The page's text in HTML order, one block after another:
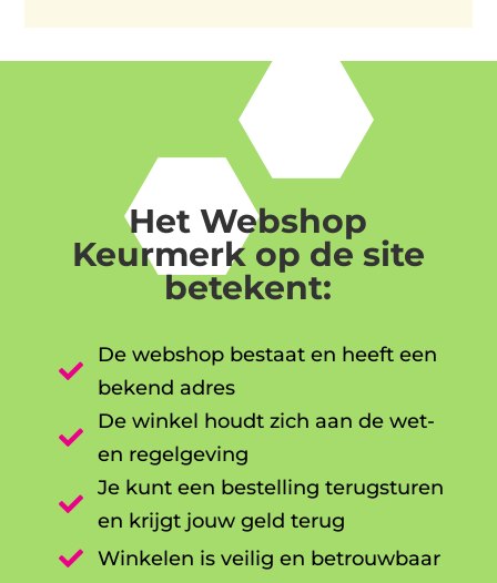
Het Webshop
Keurmerk op de site
betekent:

De webshop bestaat en heeft een
bekend adres

De winkel houdt zich aan de wet-
en regelgeving

Je kunt een bestelling terugsturen
en krijgt jouw geld terug

Winkelen is veilig en betrouwbaar